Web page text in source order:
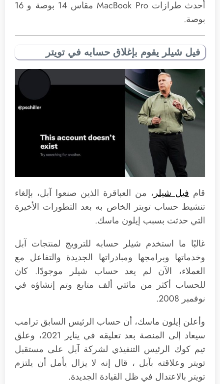
أحدث طرازات MacBook Pro مقاس 14 بوصة و 16
بوصة.
فيل شيلر يقوم بإغلاق حسابه في تويتر
قام فيل شيلر، من العباقرة الذين صنعوا آبل، بإلغاء
تنشيط حساب تويتر الخاص به بعد التطورات الأخيرة
التي حدثت بسبب إيلون ماسك.
غالبًا ما استخدم شيلر حسابه للترويج لمنتجات آبل
وخدماتها وبرامجها ومبادراتها الجديدة والتفاعل مع
العملاء، الآن لم يعد حساب شيلر موجودًا. كان
للحساب أكثر من مائتي ألف متابع وتم إنشاؤه في
نوفمبر 2008.
وأعلن إيلون ماسك، أن حساب الرئيس السابق ترامب
سيعاد إلى المنصة بعد تعليقه في يناير 2021، وعلق
تيم كوك الرئيس التنفيذي لشركة آبل على مستقبل
تويتر وعلاقته بآبل ، قال إنه لا يزال يأمل أن يلتزم
تويتر بالاعتدال في ظل القيادة الجديدة.